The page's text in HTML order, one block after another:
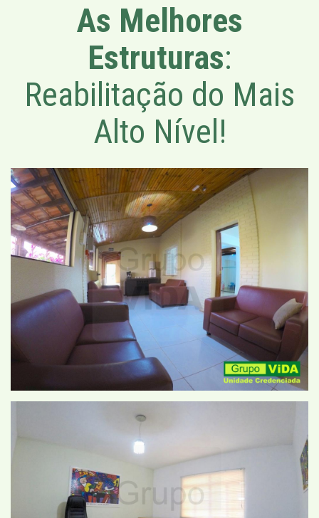
As Melhores
Estruturas:
Reabilitação do Mais
Alto Nível!